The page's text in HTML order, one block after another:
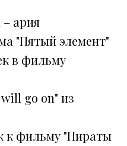
ария
"Пятый элемент"
в фильму
go on" из
к фильму "Пираты